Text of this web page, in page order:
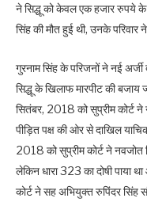
ने सिद्धू को केवल एक हजार रुपये के
सिंह की मौत हुई थी, उनके परिवार
गुरनाम सिंह के परिजनों ने नई
सिद्धू के खिलाफ मारपीट की बजाय
सितंबर, 2018 को सुप्रीम कोर्ट ने
पीड़ित पक्ष की ओर से दाखिल
2018 को सुप्रीम कोर्ट ने नवजोत
लेकिन धारा 323 का दोषी पाया
कोर्ट ने सह अभियुक्त रुपिंदर सिंह